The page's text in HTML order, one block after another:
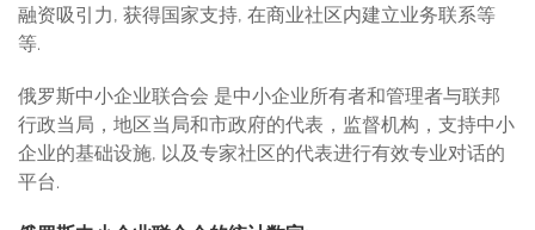
融资吸引力, 获得国家支持, 在商业社区内建立业务联系等
等.
俄罗斯中小企业联合会 是中小企业所有者和管理者与联邦
行政当局，地区当局和市政府的代表，监督机构，支持中小
企业的基础设施, 以及专家社区的代表进行有效专业对话的
平台.